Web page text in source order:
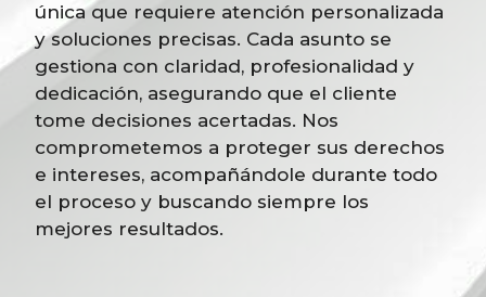
única que requiere atención personalizada
y soluciones precisas. Cada asunto se
gestiona con claridad, profesionalidad y
dedicación, asegurando que el cliente
tome decisiones acertadas. Nos
comprometemos a proteger sus derechos
e intereses, acompañándole durante todo
el proceso y buscando siempre los
mejores resultados.